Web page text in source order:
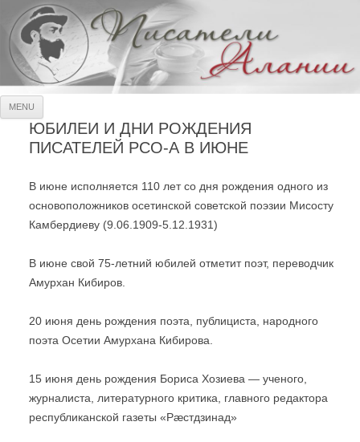
Писатели Алании
Официальный сайт Союза писателей РСО-Алания
MENU
content
ЮБИЛЕИ И ДНИ РОЖДЕНИЯ
ПИСАТЕЛЕЙ РСО-А В ИЮНЕ
В июне исполняется 110 лет со дня рождения одного из
основоположников осетинской советской поэзии Мисосту
Камбердиеву (9.06.1909-5.12.1931)
В июне свой 75-летний юбилей отметит поэт, переводчик
Амурхан Кибиров.
20 июня день рождения поэта, публициста, народного
поэта Осетии Амурхана Кибирова.
15 июня день рождения Бориса Хозиева — ученого,
журналиста, литературного критика, главного редактора
республиканской газеты «Рæстдзинад»